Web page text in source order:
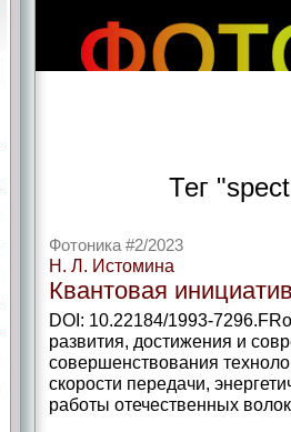
Тег
Фотоника #2/2023
Н. Л. Истомина
Квантовая
DOI: 10.22184/1993-
развития, достижения и
совершенствования
скорости передачи,
работы отечественных